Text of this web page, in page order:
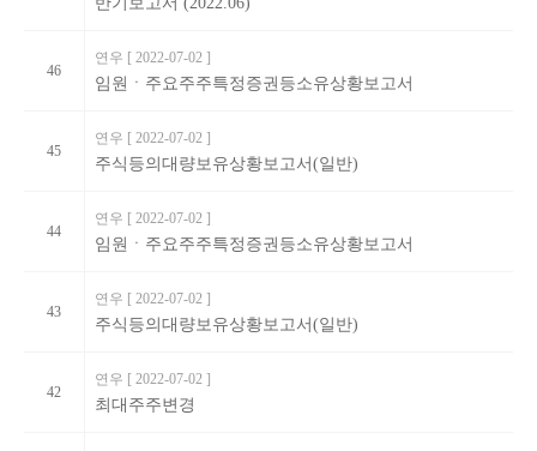
46
연우 [ 2022-07-02 ]
임원ㆍ주요주주특정증권등소유상황보고서
45
연우 [ 2022-07-02 ]
주식등의대량보유상황보고서(일반)
44
연우 [ 2022-07-02 ]
임원ㆍ주요주주특정증권등소유상황보고서
43
연우 [ 2022-07-02 ]
주식등의대량보유상황보고서(일반)
42
연우 [ 2022-07-02 ]
최대주주변경